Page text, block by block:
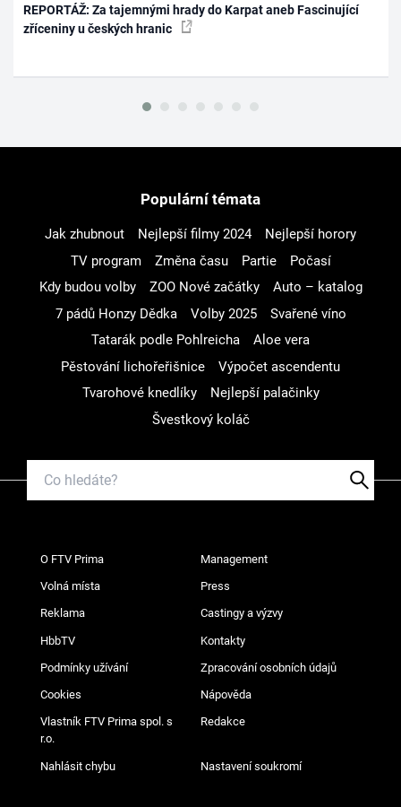
REPORTÁŽ: Za tajemnými hrady do Karpat aneb Fascinující
zříceniny u českých hranic
Populární témata
Jak zhubnout Nejlepší filmy 2024
Nejlepší horory
TV program
Změna času Partie
Počasí
Kdy budou volby
ZOO Nové začátky
Auto – katalog
7 pádů Honzy Dědka
Volby 2025
Svařené víno
Tatarák podle Pohlreicha
Aloe vera
Pěstování lichořeřišnice
Výpočet ascendentu
Tvarohové knedlíky
Nejlepší palačinky
Švestkový koláč
O FTV Prima Management
Volná místa Press
Reklama Castingy a výzvy
HbbTV Kontakty
Podmínky užívání Zpracování osobních údajů
Cookies Nápověda
Vlastník FTV Prima spol. s
r.o.
Redakce
Nahlásit chybu Nastavení soukromí